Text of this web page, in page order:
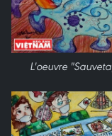
L'oeuvre